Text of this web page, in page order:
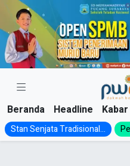
Skip
content
Beranda Headline Kabar
Stan Senjata Tradisional...